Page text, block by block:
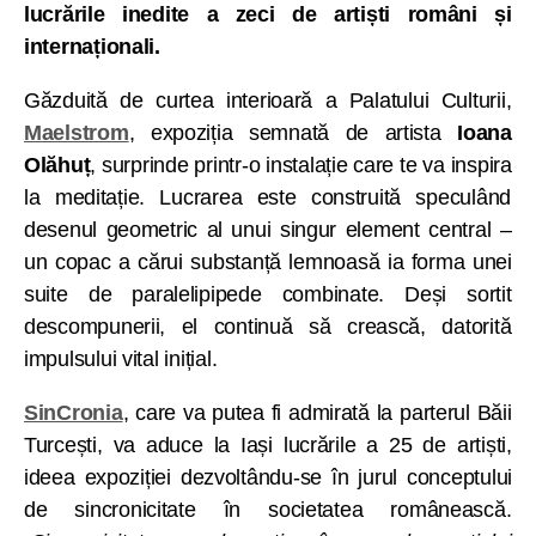
lucrările inedite a zeci de artiști români și
internaționali.
Găzduită de curtea interioară a Palatului Culturii,
Maelstrom, expoziția semnată de artista Ioana
Olăhuț, surprinde printr-o instalație care te va inspira
la meditație. Lucrarea este construită speculând
desenul geometric al unui singur element central –
un copac a cărui substanță lemnoasă ia forma unei
suite de paralelipipede combinate. Deși sortit
descompunerii, el continuă să crească, datorită
impulsului vital inițial.
SinCronia, care va putea fi admirată la parterul Băii
Turcești, va aduce la Iași lucrările a 25 de artiști,
ideea expoziției dezvoltându-se în jurul conceptului
de sincronicitate în societatea românească.